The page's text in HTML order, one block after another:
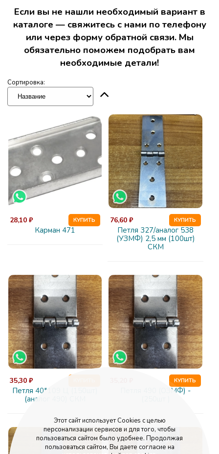
Этот сайт использует Cookies с целью
персонализации сервисов и для того, чтобы
пользоваться сайтом было удобнее. Продолжая
пользоваться сайтом, Вы даете согласие на
Если вы не нашли необходимый вариант в
каталоге — свяжитесь с нами по телефону
или через форму обратной связи. Мы
обязательно поможем подобрать вам
необходимые детали!
Сортировка:
28,10 ₽ КУПИТЬ
Карман 471
76,60 ₽ КУПИТЬ
Петля 327/аналог 538
(УЗМФ) 2,5 мм (100шт)
СКМ
35,30 ₽
Петля 40*109 Ц (150шт)
(аналог 490) СКМ
КУПИТЬ
Петля 490 (ОЗМФ) -